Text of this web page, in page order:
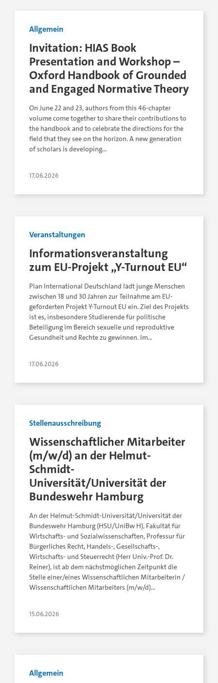
Allgemein
Invitation: HIAS Book
Presentation and Workshop –
Oxford Handbook of Grounded
and Engaged Normative Theory
On June 22 and 23, authors from this 46-chapter
volume come together to share their contributions to
the handbook and to celebrate the directions for the
field that they see on the horizon. A new generation
of scholars is developing…
17.06.2026
Veranstaltungen
Informationsveranstaltung
zum EU-Projekt „Y-Turnout EU“
Plan International Deutschland lädt junge Menschen
zwischen 18 und 30 Jahren zur Teilnahme am EU-
geförderten Projekt Y-Turnout EU ein. Ziel des Projekts
ist es, insbesondere Studierende für politische
Beteiligung im Bereich sexuelle und reproduktive
Gesundheit und Rechte zu gewinnen. Im…
17.06.2026
Stellenausschreibung
Wissenschaftlicher Mitarbeiter
(m/w/d) an der Helmut-
Schmidt-
Universität/Universität der
Bundeswehr Hamburg
An der Helmut-Schmidt-Universität/Universität der
Bundeswehr Hamburg (HSU/UniBw H), Fakultät für
Wirtschafts- und Sozialwissenschaften, Professur für
Bürgerliches Recht, Handels-, Gesellschafts-,
Wirtschafts- und Steuerrecht (Herr Univ.-Prof. Dr.
Reiner), ist ab dem nächstmöglichen Zeitpunkt die
Stelle einer/eines Wissenschaftlichen Mitarbeiterin /
Wissenschaftlichen Mitarbeiters (m/w/d)…
15.06.2026
Allgemein